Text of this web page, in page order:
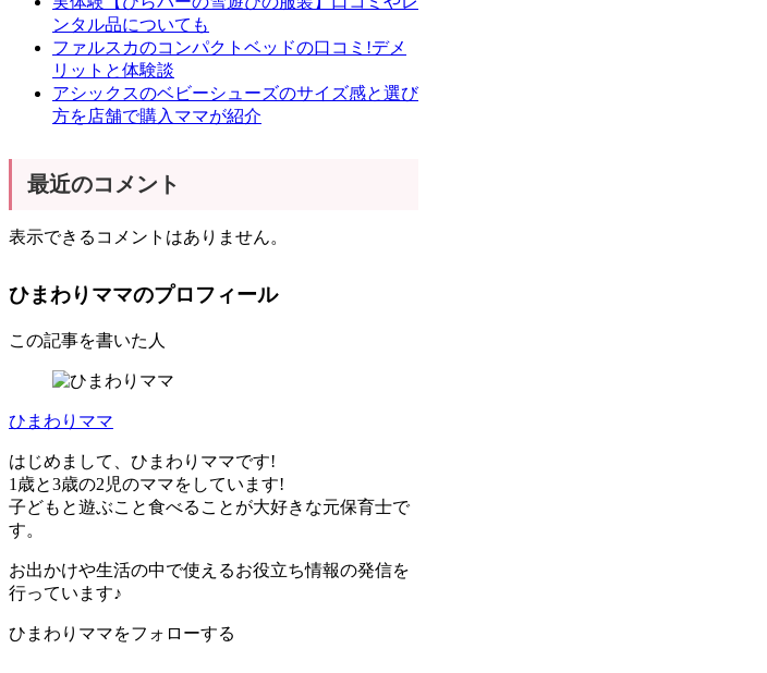
ンタル品についても
ファルスカのコンパクトベッドの口コミ!デメ
リットと体験談
アシックスのベビーシューズのサイズ感と選び
方を店舗で購入ママが紹介
最近のコメント
表示できるコメントはありません。
ひまわりママのプロフィール
この記事を書いた人
ひまわりママ
はじめまして、ひまわりママです!
1歳と3歳の2児のママをしています!
子どもと遊ぶこと食べることが大好きな元保育士で
す。
お出かけや生活の中で使えるお役立ち情報の発信を
行っています♪
ひまわりママをフォローする